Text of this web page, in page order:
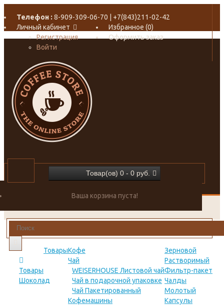
Телефон : 8-909-309-06-70 | +7(843)211-02-42
Личный кабинет
Регистрация
Войти
Избранное (0)
Оформить заказ
Товар(ов) 0 - 0 руб.
Ваша корзина пуста!
ТоварыКофе
Зерновой
Растворимый
Фильтр-пакет
Чалды
Молотый
Капсулы
Чай
WEISERHOUSE Листовой чай
Чай в подарочной упаковке
Чай Пакетированный
Кофемашины
Товары
Шоколад